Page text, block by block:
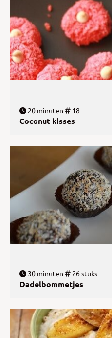
20 minuten 18
Coconut kisses
30 minuten 26 stuks
Dadelbommetjes